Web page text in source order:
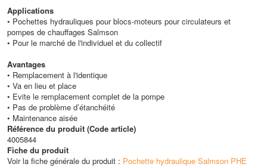
Applications
• Pochettes hydrauliques pour blocs-moteurs pour circulateurs et
pompes de chauffages Salmson
• Pour le marché de l'individuel et du collectif
Avantages
• Remplacement à l'identique
• Va en lieu et place
• Evite le remplacement complet de la pompe
• Pas de problème d’étanchéité
• Maintenance aisée
Référence du produit (Code article)
4005844
Fiche du produit
Voir la fiche générale du produit : Pochette hydraulique Salmson PHE